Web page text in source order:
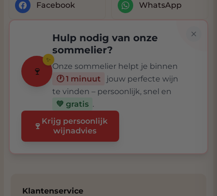
Facebook WhatsApp
🍷
✨
Hulp nodig van onze
sommelier?
Onze sommelier helpt je binnen
🕐 1 minuut
jouw perfecte wijn
te vinden – persoonlijk, snel en
💚 gratis .
🍷 Krijg persoonlijk
wijnadvies
Klantenservice